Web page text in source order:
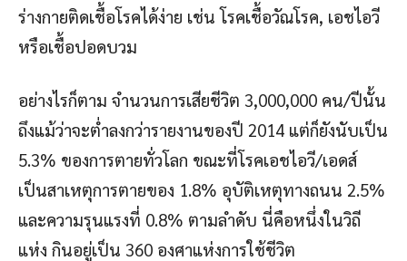
ร่างกายติดเชื้อโรคได้ง่าย เช่น โรคเชื้อวัณโรค, เอชไอวี
หรือเชื้อปอดบวม
อย่างไรก็ตาม จำนวนการเสียชีวิต 3,000,000 คน/ปีนั้น
ถึงแม้ว่าจะต่ำลงกว่ารายงานของปี 2014 แต่ก็ยังนับเป็น
5.3% ของการตายทั่วโลก ขณะที่โรคเอชไอวี/เอดส์
เป็นสาเหตุการตายของ 1.8% อุบัติเหตุทางถนน 2.5%
และความรุนแรงที่ 0.8% ตามลำดับ นี่คือหนึ่งในวิถี
แห่ง กินอยู่เป็น 360 องศาแห่งการใช้ชีวิต